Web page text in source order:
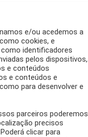
e/ou acedemos a
cookies, e
identificadores
pelos dispositivos,
e conteúdos
e conteúdos e
para desenvolver e
parceiros poderemos
precisos
clicar para